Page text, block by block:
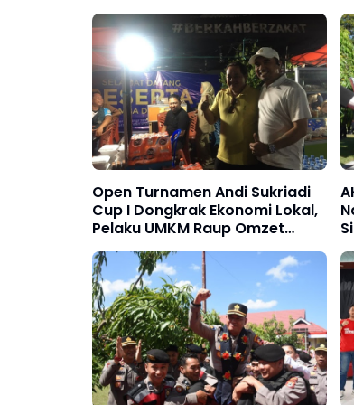
Open Turnamen Andi Sukriadi
Cup I Dongkrak Ekonomi Lokal,
Pelaku UMKM Raup Omzet
Hingga Rp10 Juta